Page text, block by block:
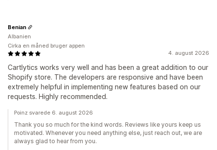
4. august 2026
Cartlytics works very well and has been a great addition to our
Shopify store. The developers are responsive and have been
extremely helpful in implementing new features based on our
requests. Highly recommended.
Benian
Albanien
Cirka en måned bruger appen
Poinz svarede 6. august 2026
Thank you so much for the kind words. Reviews like yours keep us
motivated. Whenever you need anything else, just reach out, we are
always glad to hear from you.